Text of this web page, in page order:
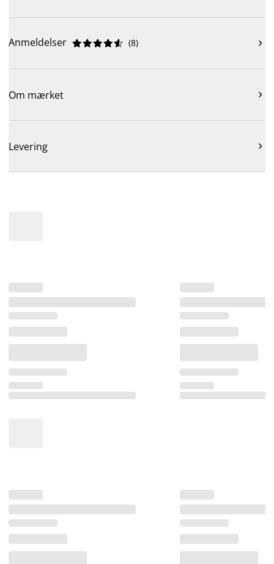
Anmeldelser 




 (8) 
Om mærket 
Levering 